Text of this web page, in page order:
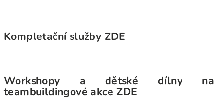
Kompletační služby ZDE
Workshopy a dětské dílny na
teambuildingové akce ZDE